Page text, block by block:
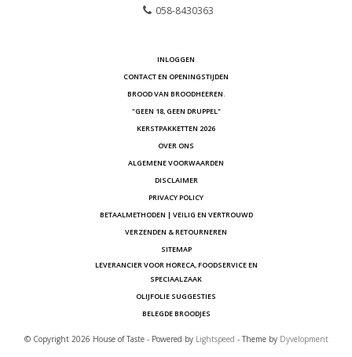
058-8430363
INLOGGEN
CONTACT EN OPENINGSTIJDEN
BROOD VAN BROODHEEREN.
"GEEN 18, GEEN DRUPPEL"
KERSTPAKKETTEN 2026
OVER ONS
ALGEMENE VOORWAARDEN
DISCLAIMER
PRIVACY POLICY
BETAALMETHODEN | VEILIG EN VERTROUWD
VERZENDEN & RETOURNEREN
SITEMAP
LEVERANCIER VOOR HORECA, FOODSERVICE EN
SPECIAALZAAK
OLIJFOLIE SUGGESTIES
BELEGDE BROODJES
© Copyright 2026 House of Taste - Powered by Lightspeed - Theme by Dyvelopment